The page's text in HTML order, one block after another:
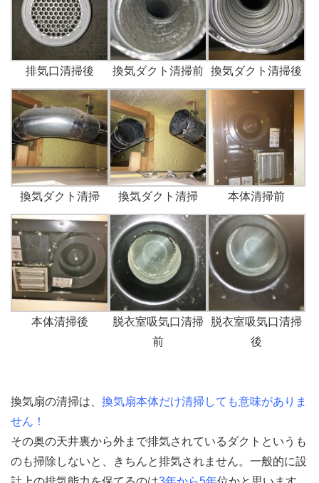
排気口清掃後 換気ダクト清掃前 換気ダクト清掃後
換気ダクト清掃 換気ダクト清掃 本体清掃前
本体清掃後
脱衣室吸気口清掃
前
脱衣室吸気口清掃
後
換気扇の清掃は、 換気扇本体だけ清掃しても意味がありま
せん！
その奥の天井裏から外まで排気されているダクトというも
のも掃除しないと、きちんと排気されません。一般的に設